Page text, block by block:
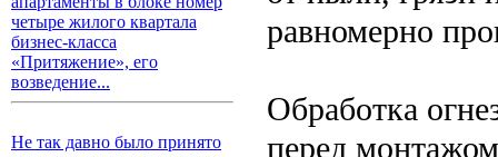
четыре жилого квартала
бизнес-класса
«Притяжение», его
возведение...
Не так давно было принято
равномерно
Обработка
перед